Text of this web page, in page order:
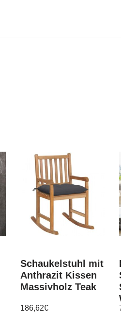
Schaukelstuhl mit
Anthrazit Kissen
Massivholz Teak
186,62€